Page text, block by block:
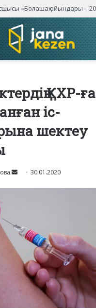
ҚХР-ға
іс-
шектеу
Send 30.01.2020